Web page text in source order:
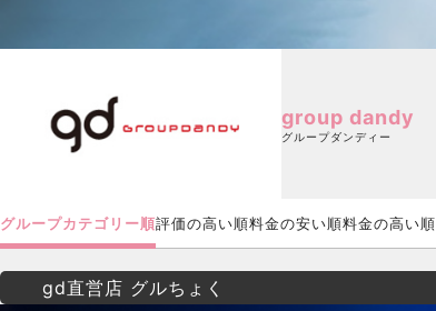
group dandy
グループダンディー
グループカテゴリー順評価の高い順料金の安い順料金の高い順
gd直営店 グルちょく